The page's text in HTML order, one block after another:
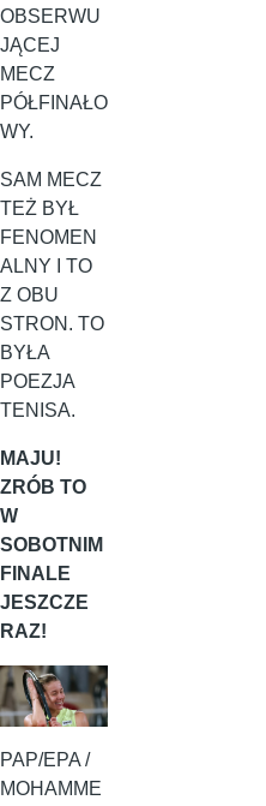
OBSERWU
JĄCEJ
MECZ
PÓŁFINAŁO
WY.
SAM MECZ
TEŻ BYŁ
FENOMEN
ALNY I TO
Z OBU
STRON. TO
BYŁA
POEZJA
TENISA.
MAJU!
ZRÓB TO
W
SOBOTNIM
FINALE
JESZCZE
RAZ!
PAP/EPA /
MOHAMME